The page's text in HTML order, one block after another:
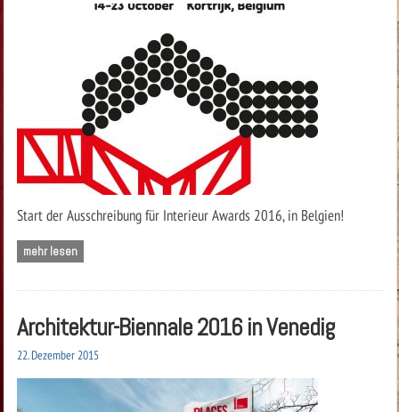
Start der Ausschreibung für Interieur Awards 2016, in Belgien!
mehr lesen
Architektur-Biennale 2016 in Venedig
22. Dezember 2015